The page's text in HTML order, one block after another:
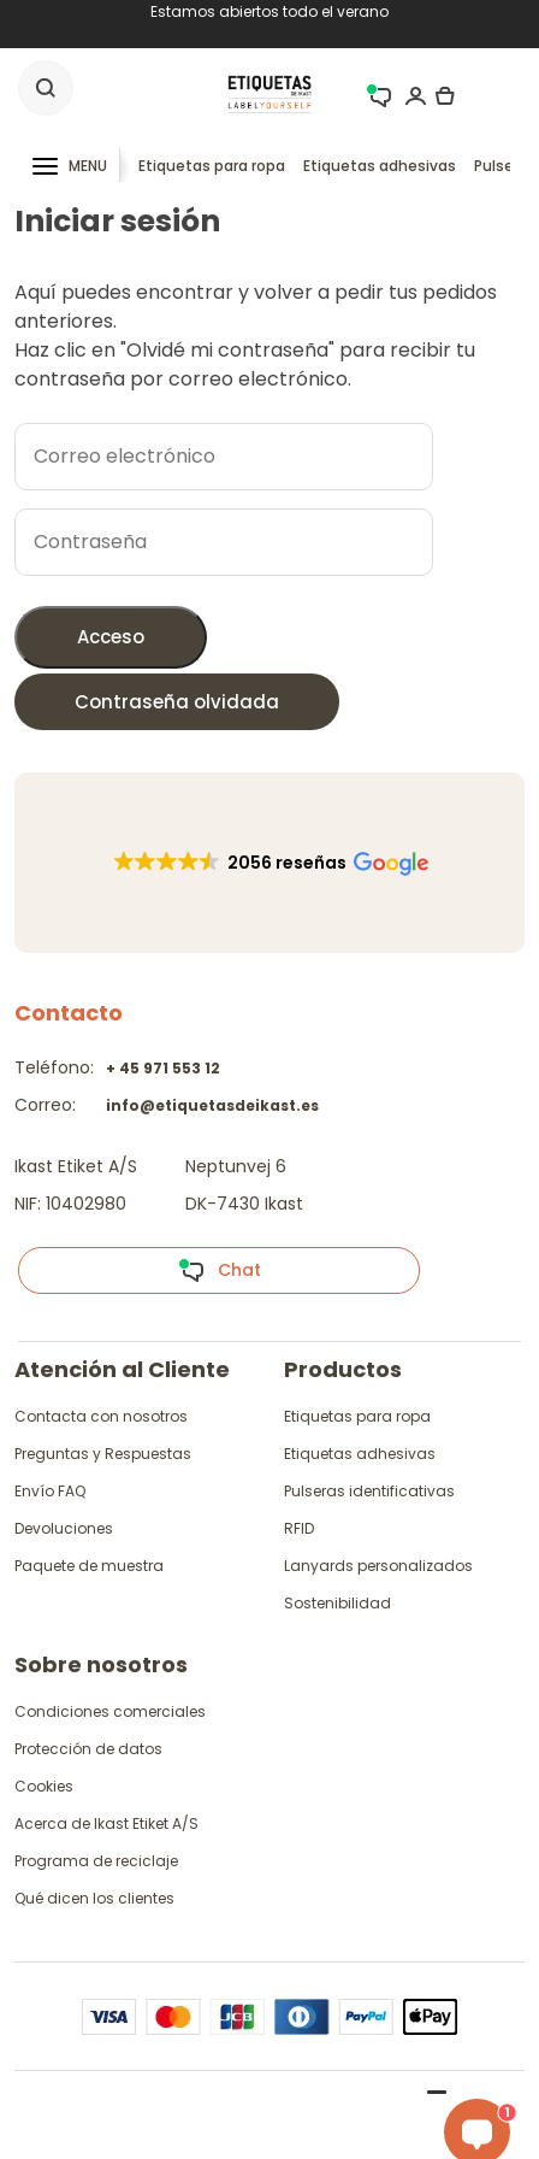
Estamos abiertos todo el verano
MENU Etiquetas para ropa Etiquetas adhesivas
Iniciar sesión
Aquí puedes encontrar y volver a pedir tus pedidos
anteriores.
Haz clic en "Olvidé mi contraseña" para recibir tu
contraseña por correo electrónico.
Acceso
Contraseña olvidada
2056 reseñas
Contacto
Teléfono:
Correo:
+ 45 971 553 12
info@etiquetasdeikast.es
Ikast Etiket A/S
NIF: 10402980
Neptunvej 6
DK-7430 Ikast
Chat
Atención al Cliente
Contacta con nosotros
Preguntas y Respuestas
Envío FAQ
Devoluciones
Paquete de muestra
Productos
Etiquetas para ropa
Etiquetas adhesivas
Pulseras identificativas
RFID
Lanyards personalizados
Sostenibilidad
Sobre nosotros
Condiciones comerciales
Protección de datos
Cookies
Acerca de Ikast Etiket A/S
Programa de reciclaje
Qué dicen los clientes
1